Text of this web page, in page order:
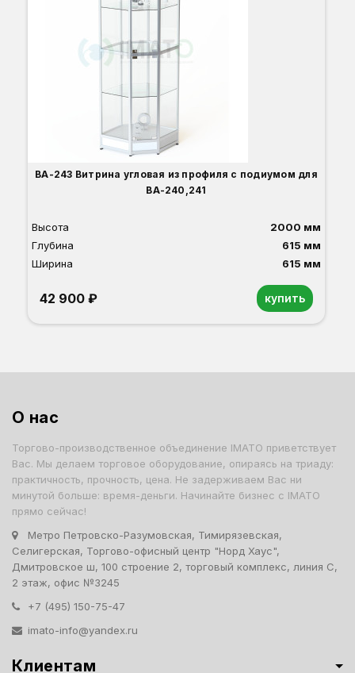
ВА-243 Витрина угловая из профиля с подиумом для
ВА-240,241
Высота
2000 мм
Глубина
615 мм
Ширина
615 мм
42 900 ₽ купить
О нас
Торгово-производственное объединение IMATO приветствует
Вас. Мы делаем торговое оборудование, опираясь на триаду:
практичность, прочность, цена. Не задерживаем Вас ни
минутой больше: время-деньги. Начинайте бизнес с IMATO
прямо сейчас!
Метро Петровско-Разумовская, Тимирязевская,
Селигерская, Торгово-офисный центр "Норд Хаус",
Дмитровское ш, 100 строение 2, торговый комплекс, линия С,
2 этаж, офис №3245
+7 (495) 150-75-47
imato-info@yandex.ru
Клиентам